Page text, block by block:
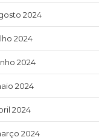
2024
2024
2024
2024
2024
2024